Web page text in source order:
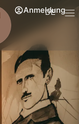
DE
Anmeldung